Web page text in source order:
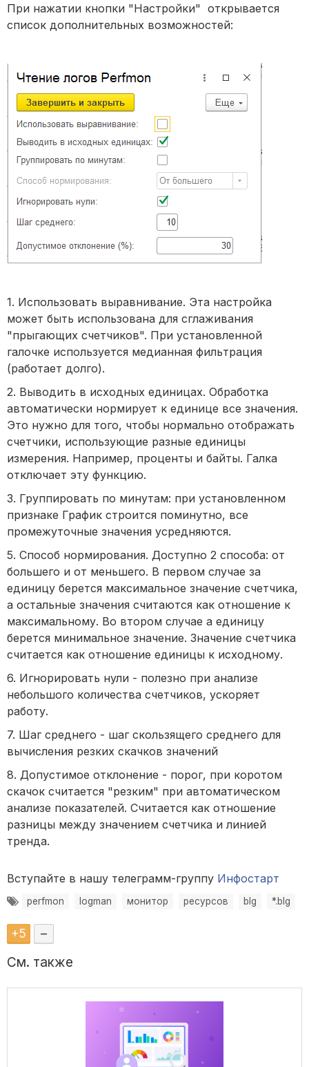
При нажатии кнопки "Настройки" открывается
список дополнительных возможностей:
1. Использовать выравнивание. Эта настройка
может быть использована для сглаживания
"прыгающих счетчиков". При установленной
галочке используется медианная фильтрация
(работает долго).
2. Выводить в исходных единицах. Обработка
автоматически нормирует к единице все значения.
Это нужно для того, чтобы нормально отображать
счетчики, использующие разные единицы
измерения. Например, проценты и байты. Галка
отключает эту функцию.
3. Группировать по минутам: при установленном
признаке График строится поминутно, все
промежуточные значения усредняются.
5. Способ нормирования. Доступно 2 способа: от
большего и от меньшего. В первом случае за
единицу берется максимальное значение счетчика,
а остальные значения считаются как отношение к
максимальному. Во втором случае а единицу
берется минимальное значение. Значение счетчика
считается как отношение единицы к исходному.
6. Игнорировать нули - полезно при анализе
небольшого количества счетчиков, ускоряет
работу.
7. Шаг среднего - шаг скользящего среднего для
вычисления резких скачков значений
8. Допустимое отклонение - порог, при коротом
скачок считается "резким" при автоматическом
анализе показателей. Считается как отношение
разницы между значением счетчика и линией
тренда.
Вступайте в нашу телеграмм-группу Инфостарт
perfmon logman монитор ресурсов blg *.blg
+5 –
См. также